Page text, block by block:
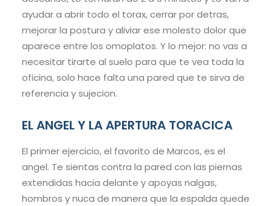
ayudar a abrir todo el torax, cerrar por detras,
mejorar la postura y aliviar ese molesto dolor que
aparece entre los omoplatos. Y lo mejor: no vas a
necesitar tirarte al suelo para que te vea toda la
oficina, solo hace falta una pared que te sirva de
referencia y sujecion.
EL ANGEL Y LA APERTURA TORACICA
El primer ejercicio, el favorito de Marcos, es el
angel. Te sientas contra la pared con las piernas
extendidas hacia delante y apoyas nalgas,
hombros y nuca de manera que la espalda quede